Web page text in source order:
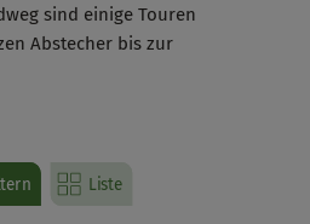
sind einige Touren
Abstecher bis zur
Liste